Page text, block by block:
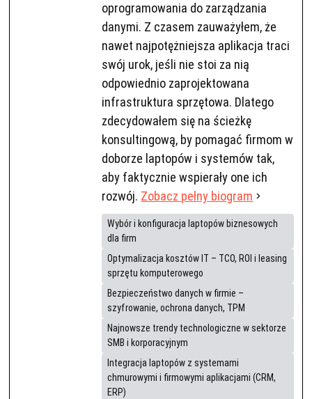
oprogramowania do zarządzania
danymi. Z czasem zauważyłem, że
nawet najpotężniejsza aplikacja traci
swój urok, jeśli nie stoi za nią
odpowiednio zaprojektowana
infrastruktura sprzętowa. Dlatego
zdecydowałem się na ścieżkę
konsultingową, by pomagać firmom w
doborze laptopów i systemów tak,
aby faktycznie wspierały one ich
rozwój. Zobacz pełny biogram
Wybór i konfiguracja laptopów biznesowych
dla firm
Optymalizacja kosztów IT – TCO, ROI i leasing
sprzętu komputerowego
Bezpieczeństwo danych w firmie –
szyfrowanie, ochrona danych, TPM
Najnowsze trendy technologiczne w sektorze
SMB i korporacyjnym
Integracja laptopów z systemami
chmurowymi i firmowymi aplikacjami (CRM,
ERP)